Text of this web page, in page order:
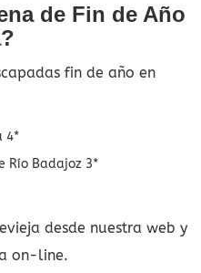
de Fin de Año
fin de año en
4*
Río Badajoz 3*
desde nuestra web y
on-line.